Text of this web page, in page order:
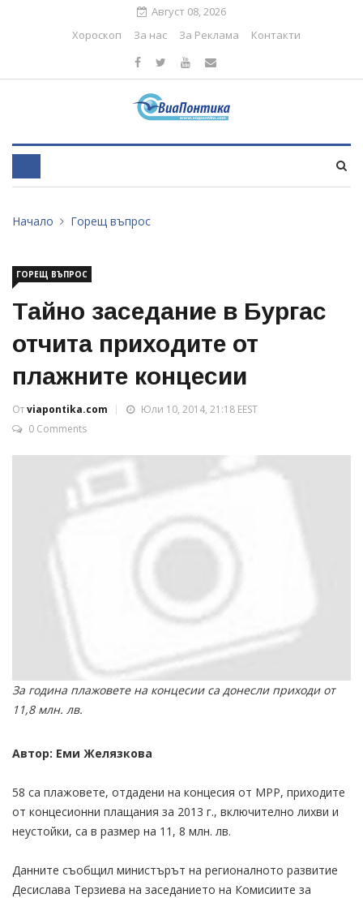
Август 08, 2026
Хороскоп
За нас За Реклама Контакти
Начало Горещ въпрос
ГОРЕЩ ВЪПРОС
Тайно заседание в Бургас
отчита приходите от
плажните концесии
Отviapontika.com
Юли 10, 2014, 21:18 EEST
0 Comments
За година плажовете на концесии са донесли приходи от
11,8 млн. лв.
Автор: Еми Желязкова
58 са плажовете, отдадени на концесия от МРР, приходите
от концесионни плащания за 2013 г., включително лихви и
неустойки, са в размер на 11, 8 млн. лв.
Данните съобщил министърът на регионалното развитие
Десислава Терзиева на заседанието на Комисиите за